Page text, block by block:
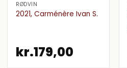
RØDVIN
2021, Carménère Ivan S.
kr.179,00